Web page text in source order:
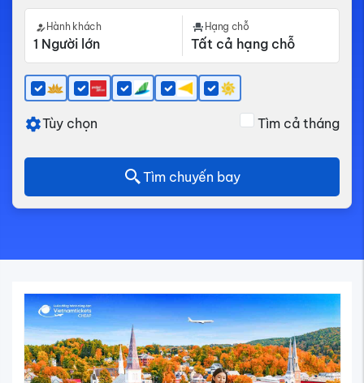
Hành khách Hạng chỗ
Tùy chọn Tìm cả tháng
Tìm chuyến bay